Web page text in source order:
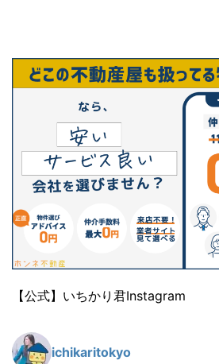
【公式】いちかり君Instagram
ichikaritokyo